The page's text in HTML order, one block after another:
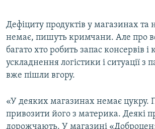
Дефіциту продуктів у магазинах та
немає, пишуть кримчани. Але про
багато хто робить запас консервів і
ускладнення логістики і ситуації з
вже пішли вгору.
«У деяких магазинах немає цукру.
привозити його з материка. Деякі
дорожчають. У магазині